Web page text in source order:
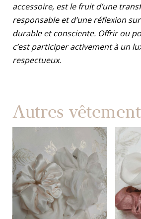
accessoire, est le fruit d’une
responsable et d’une réflexion
durable et consciente. Offrir ou
c’est participer activement à un
respectueux.
Autres